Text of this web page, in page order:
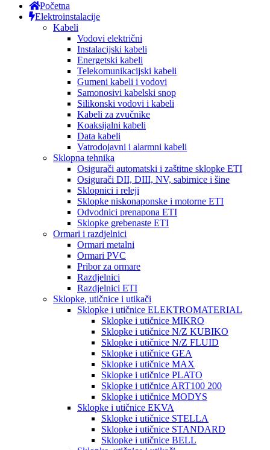
Početna
Elektroinstalacije
Kabeli
Vodovi električni
Instalacijski kabeli
Energetski kabeli
Telekomunikacijski kabeli
Gumeni kabeli i vodovi
Samonosivi kabelski snop
Silikonski vodovi i kabeli
Kabeli za zvučnike
Koaksijalni kabeli
Data kabeli
Vatrodojavni i alarmni kabeli
Sklopna tehnika
Osigurači automatski i zaštitne sklopke ETI
Osigurači DII, DIII, NV, sabirnice i šine
Sklopnici i releji
Sklopke niskonaponske i motorne ETI
Odvodnici prenapona ETI
Sklopke grebenaste ETI
Ormari i razdjelnici
Ormari metalni
Ormari PVC
Pribor za ormare
Razdjelnici
Razdjelnici ETI
Sklopke, utičnice i utikači
Sklopke i utičnice ELEKTROMATERIAL
Sklopke i utičnice MIKRO
Sklopke i utičnice N/Z KUBIKO
Sklopke i utičnice N/Z FLUID
Sklopke i utičnice GEA
Sklopke i utičnice MAX
Sklopke i utičnice PLATO
Sklopke i utičnice ART100 200
Sklopke i utičnice MODYS
Sklopke i utičnice EKVA
Sklopke i utičnice STELLA
Sklopke i utičnice STANDARD
Sklopke i utičnice BELL